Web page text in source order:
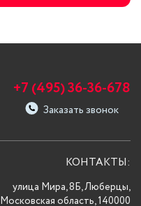
+7 (495) 36-36-678
Заказать звонок
КОНТАКТЫ:
улица Мира, 8Б, Люберцы,
Московская область, 140000